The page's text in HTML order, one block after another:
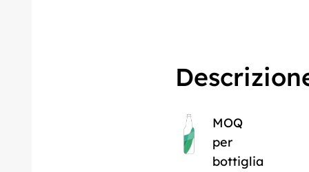
MOQ
per
bottiglia